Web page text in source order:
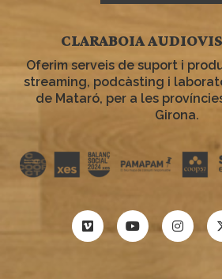
CLARABOIA
Oferim serveis de suport i
streaming, podcàsting i
de Mataró, per a les
Girona.